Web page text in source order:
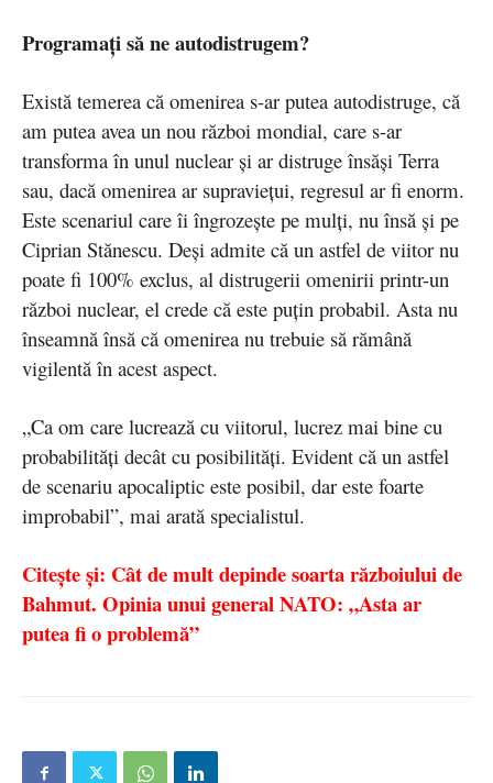
Programați să ne autodistrugem?
Există temerea că omenirea s-ar putea autodistruge, că
am putea avea un nou război mondial, care s-ar
transforma în unul nuclear și ar distruge însăși Terra
sau, dacă omenirea ar supraviețui, regresul ar fi enorm.
Este scenariul care îi îngrozește pe mulți, nu însă și pe
Ciprian Stănescu. Deși admite că un astfel de viitor nu
poate fi 100% exclus, al distrugerii omenirii printr-un
război nuclear, el crede că este puțin probabil. Asta nu
înseamnă însă că omenirea nu trebuie să rămână
vigilentă în acest aspect.
„Ca om care lucrează cu viitorul, lucrez mai bine cu
probabilități decât cu posibilități. Evident că un astfel
de scenariu apocaliptic este posibil, dar este foarte
improbabil”, mai arată specialistul.
Citește și: Cât de mult depinde soarta războiului de
Bahmut. Opinia unui general NATO: „Asta ar
putea fi o problemă”